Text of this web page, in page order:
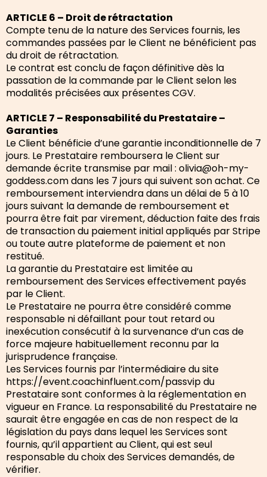
ARTICLE 6 – Droit de rétractation
Compte tenu de la nature des Services fournis, les
commandes passées par le Client ne bénéficient pas
du droit de rétractation.
Le contrat est conclu de façon définitive dès la
passation de la commande par le Client selon les
modalités précisées aux présentes CGV.
ARTICLE 7 – Responsabilité du Prestataire –
Garanties
Le Client bénéficie d’une garantie inconditionnelle de 7
jours. Le Prestataire remboursera le Client sur
demande écrite transmise par mail : olivia@oh-my-
goddess.com dans les 7 jours qui suivent son achat. Ce
remboursement interviendra dans un délai de 5 à 10
jours suivant la demande de remboursement et
pourra être fait par virement, déduction faite des frais
de transaction du paiement initial appliqués par Stripe
ou toute autre plateforme de paiement et non
restitué.
La garantie du Prestataire est limitée au
remboursement des Services effectivement payés
par le Client.
Le Prestataire ne pourra être considéré comme
responsable ni défaillant pour tout retard ou
inexécution consécutif à la survenance d’un cas de
force majeure habituellement reconnu par la
jurisprudence française.
Les Services fournis par l’intermédiaire du site
https://event.coachinfluent.com/passvip du
Prestataire sont conformes à la réglementation en
vigueur en France. La responsabilité du Prestataire ne
saurait être engagée en cas de non respect de la
législation du pays dans lequel les Services sont
fournis, qu’il appartient au Client, qui est seul
responsable du choix des Services demandés, de
vérifier.